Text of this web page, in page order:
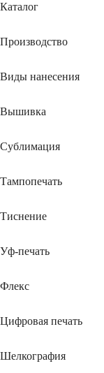
Каталог
Производство
Виды нанесения
Вышивка
Сублимация
Тампопечать
Тиснение
Уф-печать
Флекс
Цифровая печать
Шелкография